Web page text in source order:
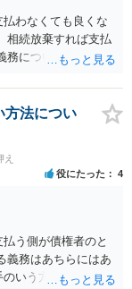
わなくても良くな
続放棄すれば支払
務については、契約
務も負わないなら、
意味もないような気
う内容だと困ります
れることをお勧め
方法につい
え
役にたった 4
う側が債権者のと
義務はあちらにはあ
いう方法で支払わ